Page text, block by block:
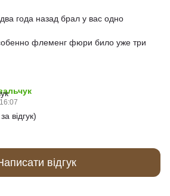
года назад брал у вас одно
флеменг фюри било уже три
відгук)
відгук